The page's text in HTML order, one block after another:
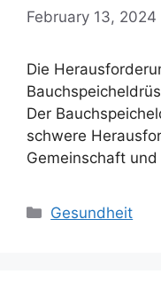
February 13, 2024
Die
Der
schwere
Gemeinschaft
Categories
Gesundheit